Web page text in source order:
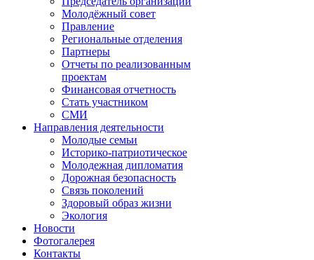
Молодёжный совет
Правление
Региональные отделения
Партнеры
Отчеты по реализованным
проектам
Финансовая отчетность
Стать участником
СМИ
Направления деятельности
Молодые семьи
Историко-патриотическое
Молодежная дипломатия
Дорожная безопасность
Связь поколений
Здоровый образ жизни
Экология
Новости
Фотогалерея
Контакты